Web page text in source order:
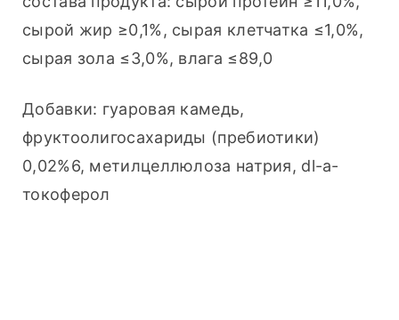
сырой жир ≥0,1%, сырая клетчатка ≤1,0%,
сырая зола ≤3,0%, влага ≤89,0
Добавки: гуаровая камедь,
фруктоолигосахариды (пребиотики)
0,02%6, метилцеллюлоза натрия, dl-a-
токоферол